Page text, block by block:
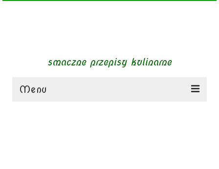
smaczne przepisy kulinarne
Menu